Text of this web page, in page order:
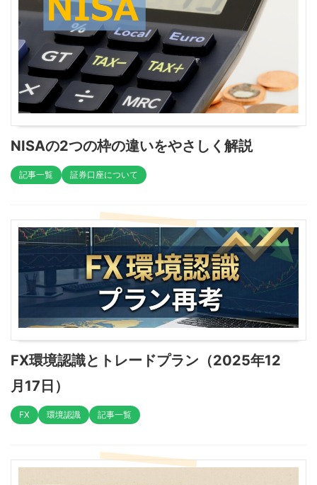
NISAの2つの枠の違いをやさしく解説
記事一覧 証券口座について
FX環境認識とトレードプラン（2025年12
月17日）
FX 環境認識 記事一覧